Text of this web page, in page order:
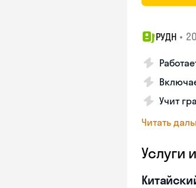
РУДН •
Учит
Читать
Услуги